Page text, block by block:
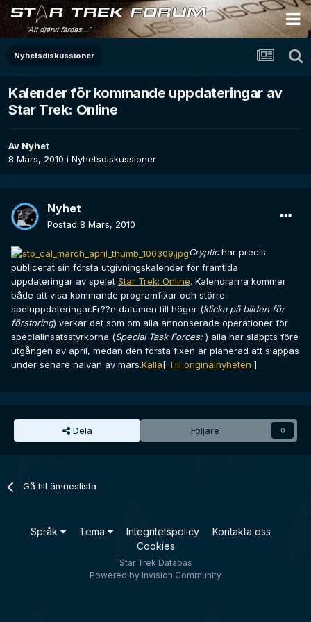
Nyhetsdiskussioner
Kalender för kommande uppdateringar av
Star Trek: Online
Av Nyhet
8 Mars, 2010 i Nyhetsdiskussioner
Nyhet
Postad 8 Mars, 2010
Cryptichar precis
publicerat sin första utgivningskalender för framtida
uppdateringar av spelet Star Trek: Online. Kalendrarna kommer
både att visa kommande programfixar och större
speluppdateringar.Fr??n datumen till höger (klicka på bilden för
förstoring) verkar det som om alla annonserade operationer för
specialinsatsstyrkorna (Special Task Forces:) alla har släppts före
utgången av april, medan den första fixen är planerad att släppas
under senare halvan av mars.Källa[ Till originalnyheten ]
Dela Följare 0
Gå till ämneslista
Språk Tema Integritetspolicy
Kontakta oss
Cookies
Star Trek Databas
Powered by Invision Community